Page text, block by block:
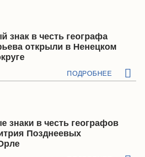
знак в честь географа
открыли в Ненецком
ПОДРОБНЕЕ
знаки в честь географов
Позднеевых